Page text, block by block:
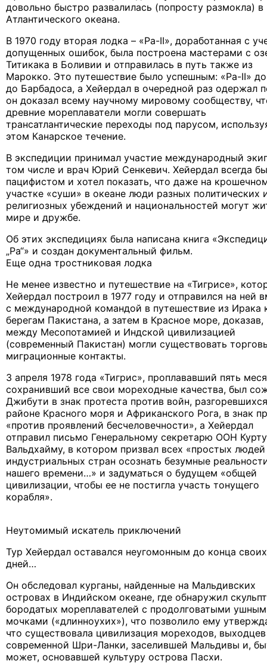
довольно быстро развалилась (попросту размокла) в
Атлантического океана.
В 1970 году вторая лодка – «Ра-II», доработанная с
допущенных ошибок, была построена мастерами с
Титикака в Боливии и отправилась в путь также из
Марокко. Это путешествие было успешным: «Ра-II»
до Барбадоса, а Хейердал в очередной раз одержал
он доказал всему научному мировому сообществу,
древние мореплаватели могли совершать
трансатлантические переходы под парусом,
этом Канарское течение.
В экспедиции принимал участие международный
том числе и врач Юрий Сенкевич. Хейердал всегда
пацифистом и хотел показать, что даже на
участке «суши» в океане люди разных политических
религиозных убеждений и национальностей могут
мире и дружбе.
Об этих экспедициях была написана книга
„Ра“» и создан документальный фильм.
Еще одна тростниковая лодка
Не менее известно и путешествие на «Тигрисе»,
Хейердал построил в 1977 году и отправился на ней
с международной командой в путешествие из Ирака
берегам Пакистана, а затем в Красное море, доказав,
между Месопотамией и Индской цивилизацией
(современный Пакистан) могли существовать
миграционные контакты.
3 апреля 1978 года «Тигрис», проплававший пять
сохранивший все свои мореходные качества, был
Джибути в знак протеста против войн,
районе Красного моря и Африканского Рога, в знак
«против проявлений бесчеловечности», а Хейердал
отправил письмо Генеральному секретарю ООН Курту
Вальдхайму, в котором призвал всех «простых людей
индустриальных стран осознать безумные
нашего времени…» и задуматься о будущем «общей
цивилизации, чтобы ее не постигла участь тонущего
корабля».
Неутомимый искатель приключений
Тур Хейердал оставался неугомонным до конца своих
дней…
Он обследовал курганы, найденные на Мальдивских
островах в Индийском океане, где обнаружил
бородатых мореплавателей с продолговатыми
мочками («длинноухих»), что позволило ему
что существовала цивилизация мореходов,
современной Шри-Ланки, заселившей Мальдивы и,
может, основавшей культуру острова Пасхи.